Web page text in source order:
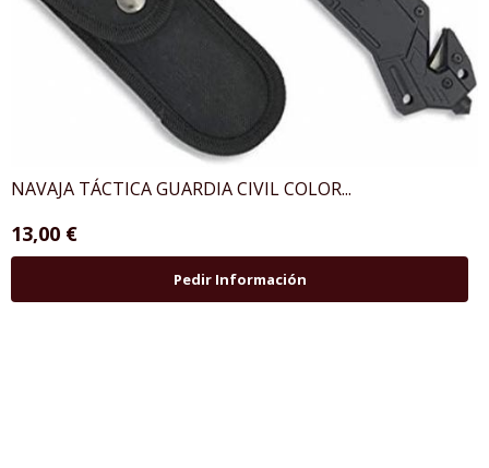
NAVAJA TÁCTICA GUARDIA CIVIL COLOR...
13,00 €
Pedir Información